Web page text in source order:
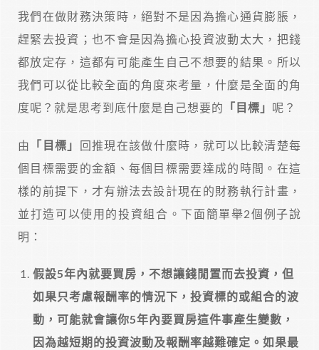
我們在做財務決策時，絕對不是因為擔心通貨膨脹，
趕緊去投資；也不會是因為擔心投資波動太大，把錢
都放定存，這都有可能產生自己不想要的結果。所以
我們可以從比較全面的角度來考量，什麼是全面的角
度呢？就是思考到底什麼是自己想要的
「目標」 呢？
由 「目標」 回推現在該做什麼時，就可以比較清楚每
個目標需要的金額、每個目標需要達成的時間。在這
樣的前提下，才有辦法去設計現在的財務執行計畫，
並打造可以使用的投資組合。下面簡單舉2個例子說
明：
假設5年內就要買房，不想讓錢閒置而去投資，但
如果只考慮報酬率的情況下，投資標的或組合的波
動，可能就會讓你5年內要買房這件事產生變數，
因為越短期的投資波動及報酬率越難確定。如果最